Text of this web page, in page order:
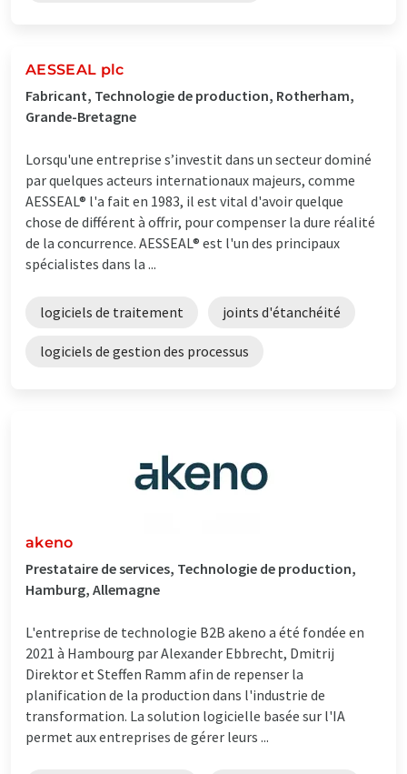
AESSEAL plc
Fabricant, Technologie de production, Rotherham,
Grande-Bretagne
Lorsqu'une entreprise s’investit dans un secteur dominé
par quelques acteurs internationaux majeurs, comme
AESSEAL® l'a fait en 1983, il est vital d'avoir quelque
chose de différent à offrir, pour compenser la dure réalité
de la concurrence. AESSEAL® est l'un des principaux
spécialistes dans la ...
logiciels de traitement joints d'étanchéité
logiciels de gestion des processus
akeno
Prestataire de services, Technologie de production,
Hamburg, Allemagne
L'entreprise de technologie B2B akeno a été fondée en
2021 à Hambourg par Alexander Ebbrecht, Dmitrij
Direktor et Steffen Ramm afin de repenser la
planification de la production dans l'industrie de
transformation. La solution logicielle basée sur l'IA
permet aux entreprises de gérer leurs ...